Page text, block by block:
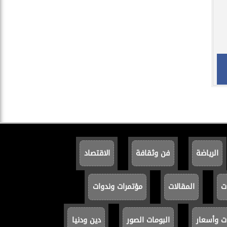
الرياضة فن وثقافة الاقتصاد
المقالات مؤتمرات وندوات
وأسعار البومات الصور دين ودنيا